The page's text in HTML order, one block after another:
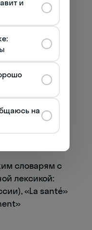
четкими
деталей
с
premier
или «Le Petit
словарям с
лексикой:
«La santé»
и
на